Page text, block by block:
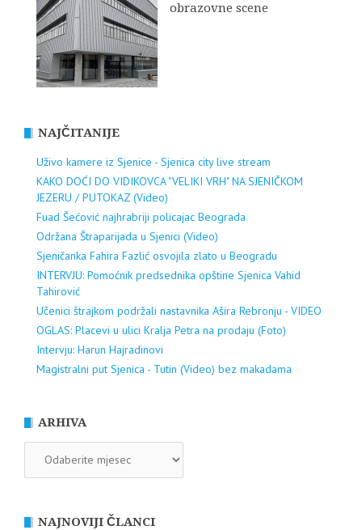
obrazovne scene
NAJČITANIJE
Uživo kamere iz Sjenice - Sjenica city live stream
KAKO DOĆI DO VIDIKOVCA "VELIKI VRH" NA SJENIČKOM
JEZERU / PUTOKAZ (Video)
Fuad Šećović najhrabriji policajac Beograda
Održana Štraparijada u Sjenici (Video)
Sjeničanka Fahira Fazlić osvojila zlato u Beogradu
INTERVJU: Pomoćnik predsednika opštine Sjenica Vahid
Tahirović
Učenici štrajkom podržali nastavnika Ašira Rebronju - VIDEO
OGLAS: Placevi u ulici Kralja Petra na prodaju (Foto)
Intervju: Harun Hajradinovi
Magistralni put Sjenica - Tutin (Video) bez makadama
ARHIVA
NAJNOVIJI ČLANCI